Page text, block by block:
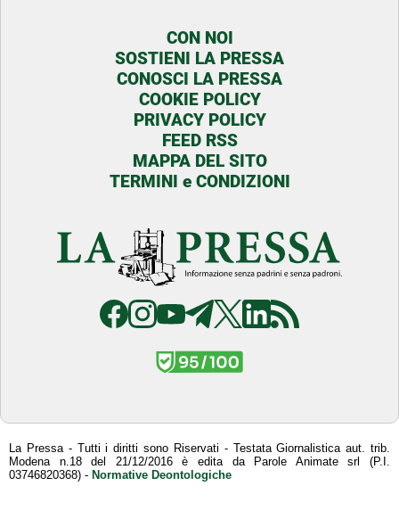
CON NOI
SOSTIENI LA PRESSA
CONOSCI LA PRESSA
COOKIE POLICY
PRIVACY POLICY
FEED RSS
MAPPA DEL SITO
TERMINI e CONDIZIONI
La Pressa - Tutti i diritti sono Riservati - Testata Giornalistica aut. trib.
Modena n.18 del 21/12/2016 è edita da Parole Animate srl (P.I.
03746820368) - Normative Deontologiche